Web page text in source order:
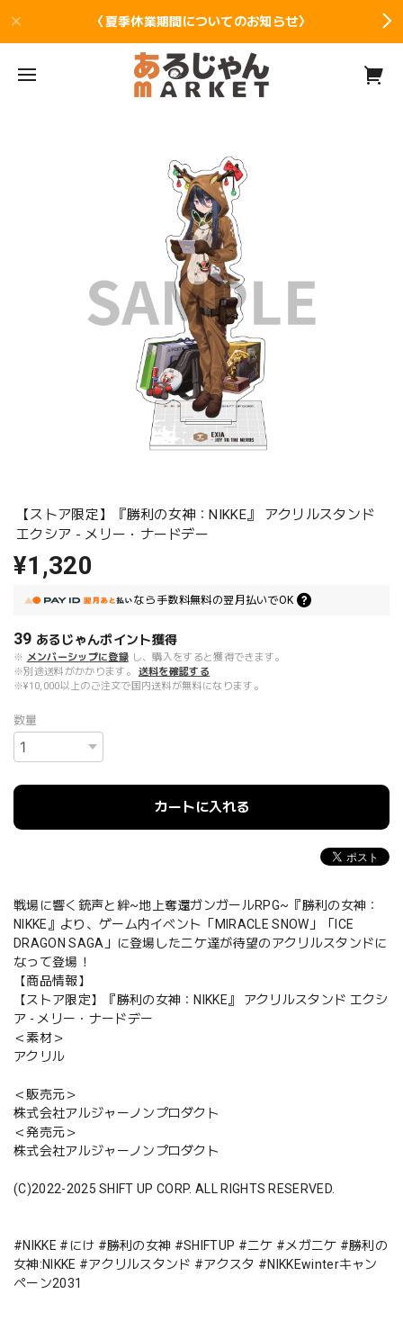
〈夏季休業期間についてのお知らせ〉
【ストア限定】『勝利の女神：NIKKE』 アクリルスタンド
エクシア - メリー・ナードデー
¥1,320
なら 手数料無料の翌月払いでOK
39 あるじゃんポイント獲得
※ メンバーシップに登録 し、購入をすると獲得できます。
※別途送料がかかります。
送料を確認する
※¥10,000以上のご注文で国内送料が無料になります。
数量
カートに入れる
戦場に響く銃声と絆~地上奪還ガンガールRPG~『勝利の女神：
NIKKE』より、ゲーム内イベント「MIRACLE SNOW」「ICE
DRAGON SAGA」に登場したニケ達が待望のアクリルスタンドに
なって登場！
【商品情報】
【ストア限定】『勝利の女神：NIKKE』 アクリルスタンド エクシ
ア - メリー・ナードデー
＜素材＞
アクリル
＜販売元＞
株式会社アルジャーノンプロダクト
＜発売元＞
株式会社アルジャーノンプロダクト
(C)2022-2025 SHIFT UP CORP. ALL RIGHTS RESERVED.
#NIKKE #にけ #勝利の女神 #SHIFTUP #ニケ #メガニケ #勝利の
女神:NIKKE #アクリルスタンド #アクスタ #NIKKEwinterキャン
ペーン2031